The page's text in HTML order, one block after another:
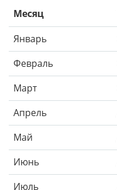
Месяц
Январь
Февраль
Март
Апрель
Май
Июнь
Июль